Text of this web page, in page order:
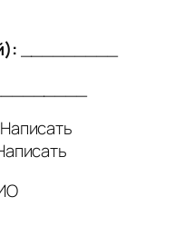
_________
Написать